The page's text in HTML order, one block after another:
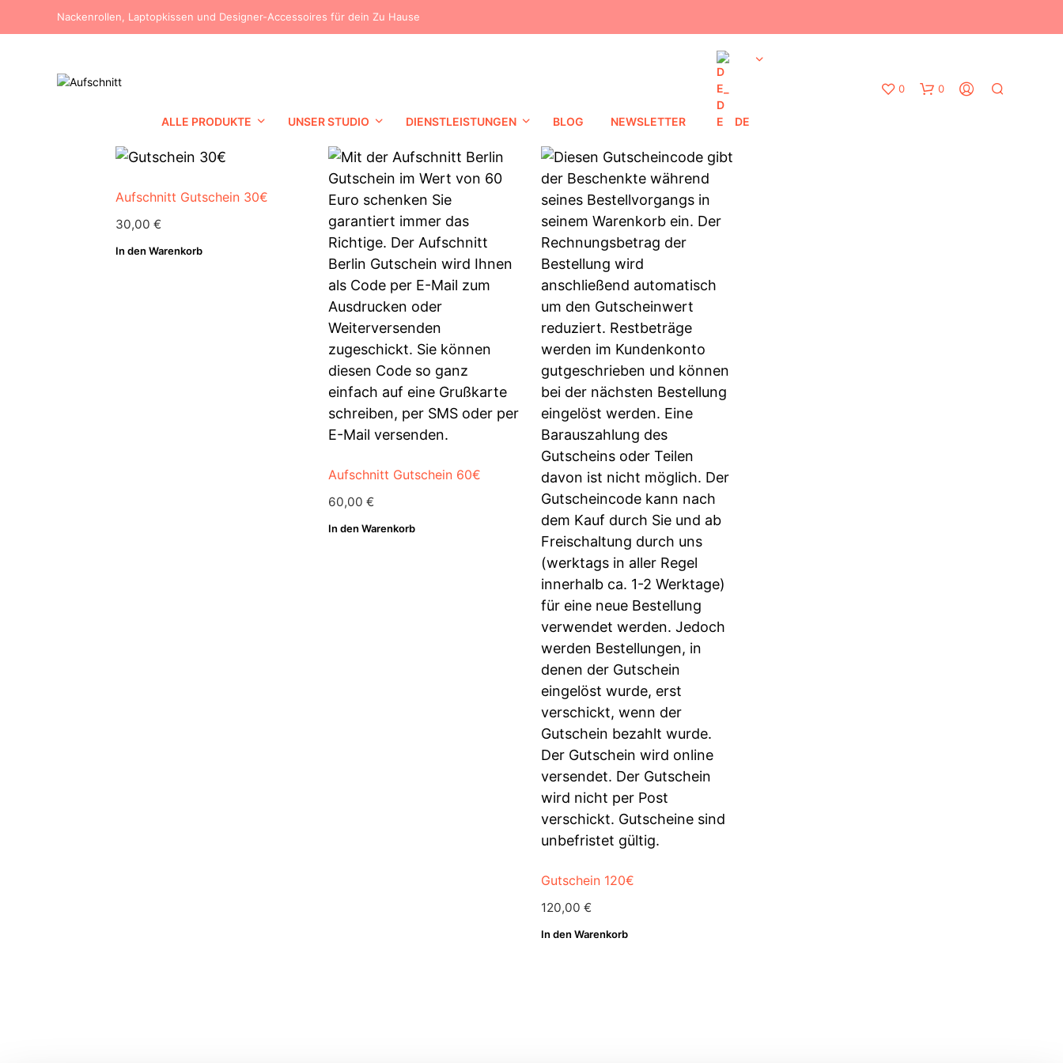
Nackenrollen, Laptopkissen und Designer-Accessoires für dein Zu Hause
ALLE PRODUKTE UNSER STUDIO DIENSTLEISTUNGEN BLOG NEWSLETTER DE
0 0
Aufschnitt Gutschein 30€
30,00 €
In den Warenkorb
Aufschnitt Gutschein 60€
60,00€
In den Warenkorb
Gutschein 120€
120,00€
In den Warenkorb